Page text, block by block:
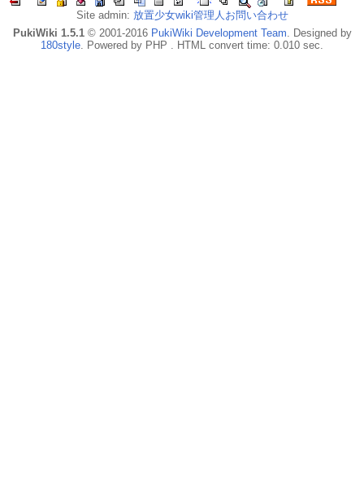
Site admin: 放置少女wiki管理人お問い合わせ
PukiWiki 1.5.1© 2001-2016 PukiWiki Development Team. Designed by
180style. Powered by PHP . HTML convert time: 0.010 sec.